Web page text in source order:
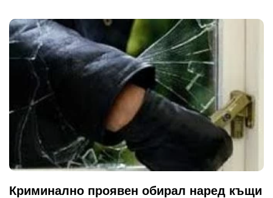
Криминално проявен обирал наред къщи